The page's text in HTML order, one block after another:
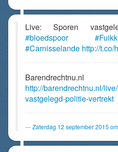
Live: Sporen
#bloedspoor
#Carnisselande http://t.co/
Barendrechtnu.nl
http://barendrechtnu.nl/
vastgelegd-politie-vertrekt
Zaterdag 12 september 2015